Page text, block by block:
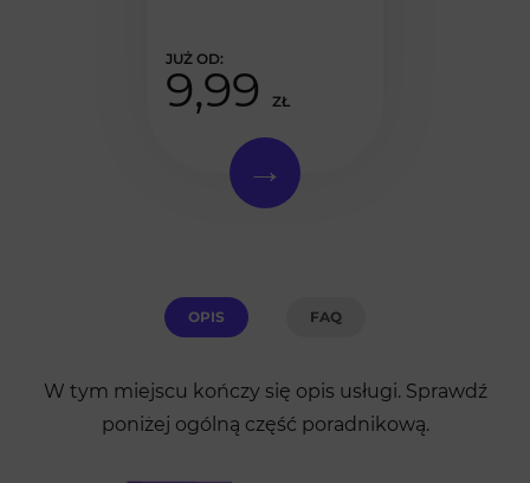
9,99 ZŁ
OPIS FAQ
W tym miejscu kończy się opis usługi. Sprawdź
poniżej ogólną część poradnikową.